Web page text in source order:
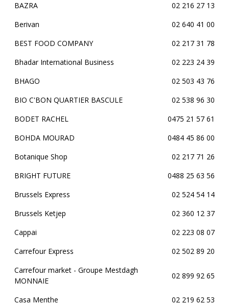
BAZRA
02 216 27 13
Berivan
02 640 41 00
BEST FOOD COMPANY
02 217 31 78
Bhadar International Business
02 223 24 39
BHAGO
02 503 43 76
BIO C'BON QUARTIER BASCULE
02 538 96 30
BODET RACHEL
0475 21 57 61
BOHDA MOURAD
0484 45 86 00
Botanique Shop
02 217 71 26
BRIGHT FUTURE
0488 25 63 56
Brussels Express
02 524 54 14
Brussels Ketjep
02 360 12 37
Cappai
02 223 08 07
Carrefour Express
02 502 89 20
Carrefour market - Groupe Mestdagh
MONNAIE
02 899 92 65
Casa Menthe
02 219 62 53